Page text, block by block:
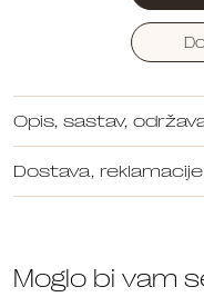
Opis, sastav,
Dostava,
Moglo bi vam